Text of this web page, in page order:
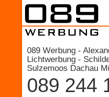
089 Werbung -
Lichtwerbung -
Sulzemoos Dachau
089 244